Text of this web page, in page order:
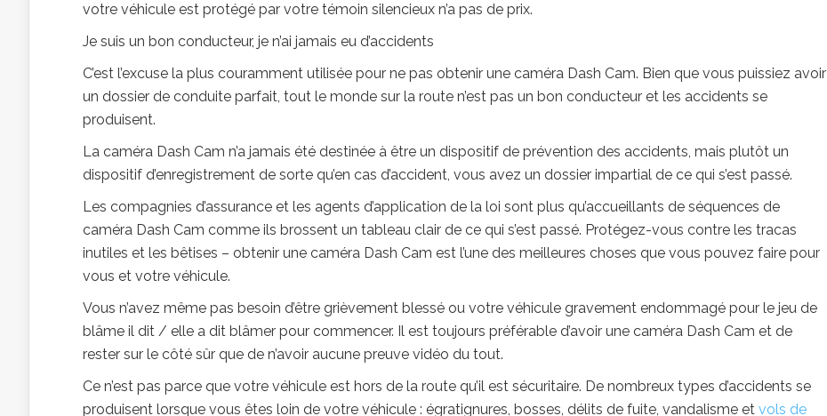
votre véhicule est protégé par votre témoin silencieux n’a pas de prix.
Je suis un bon conducteur, je n’ai jamais eu d’accidents
C’est l’excuse la plus couramment utilisée pour ne pas obtenir une caméra Dash Cam. Bien que vous puissiez avoir
un dossier de conduite parfait, tout le monde sur la route n’est pas un bon conducteur et les accidents se
produisent.
La caméra Dash Cam n’a jamais été destinée à être un dispositif de prévention des accidents, mais plutôt un
dispositif d’enregistrement de sorte qu’en cas d’accident, vous avez un dossier impartial de ce qui s’est passé.
Les compagnies d’assurance et les agents d’application de la loi sont plus qu’accueillants de séquences de
caméra Dash Cam comme ils brossent un tableau clair de ce qui s’est passé. Protégez-vous contre les tracas
inutiles et les bêtises – obtenir une caméra Dash Cam est l’une des meilleures choses que vous pouvez faire pour
vous et votre véhicule.
Vous n’avez même pas besoin d’être grièvement blessé ou votre véhicule gravement endommagé pour le jeu de
blâme il dit / elle a dit blâmer pour commencer. Il est toujours préférable d’avoir une caméra Dash Cam et de
rester sur le côté sûr que de n’avoir aucune preuve vidéo du tout.
Ce n’est pas parce que votre véhicule est hors de la route qu’il est sécuritaire. De nombreux types d’accidents se
produisent lorsque vous êtes loin de votre véhicule : égratignures, bosses, délits de fuite, vandalisme et vols de